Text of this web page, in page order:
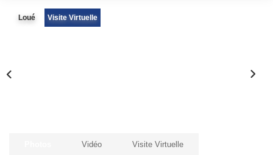
NOTRE AGENCE
Loué Visite Virtuelle
Vidéo Visite Virtuelle